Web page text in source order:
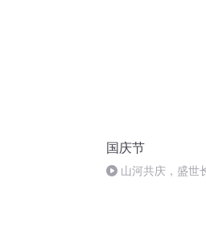
国庆节
山河共庆，盛世